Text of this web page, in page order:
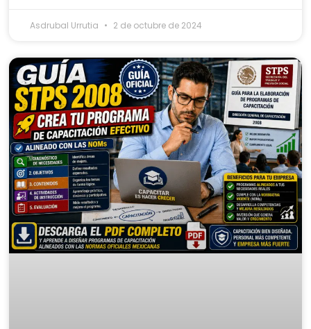
Asdrubal Urrutia 2 de octubre de 2024